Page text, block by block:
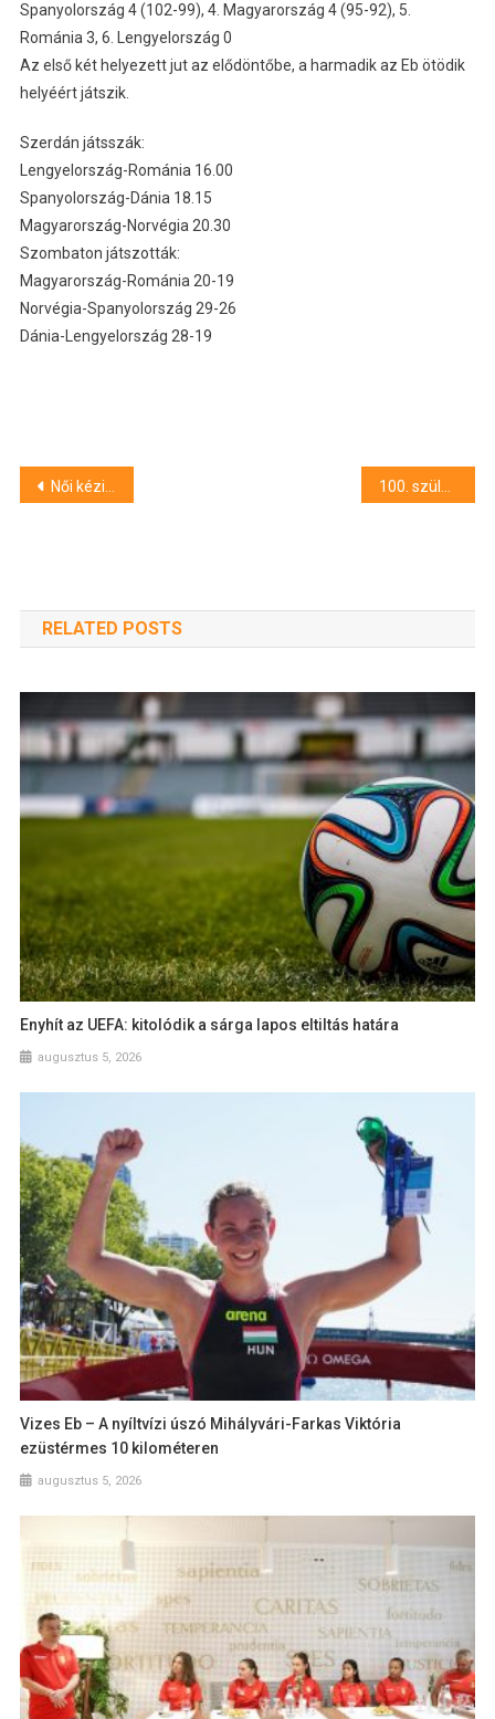
Spanyolország 4 (102-99), 4. Magyarország 4 (95-92), 5.
Románia 3, 6. Lengyelország 0
Az első két helyezett jut az elődöntőbe, a harmadik az Eb ötödik
helyéért játszik.
Szerdán játsszák:
Lengyelország-Románia 16.00
Spanyolország-Dánia 18.15
Magyarország-Norvégia 20.30
Szombaton játszották:
Magyarország-Románia 20-19
Norvégia-Spanyolország 29-26
Dánia-Lengyelország 28-19
Bejegyzés
Női kézilabda Eb – Román siker
RELATED POSTS
Enyhít az UEFA: kitolódik a sárga lapos eltiltás határa
augusztus 5, 2026
Vizes Eb – A nyíltvízi úszó Mihályvári-Farkas Viktória
ezüstérmes 10 kilométeren
augusztus 5, 2026